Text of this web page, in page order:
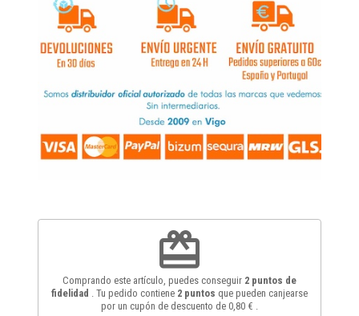
redeem
Comprando este artículo, puedes conseguir 2 puntos de
fidelidad
. Tu pedido contiene 2 puntos que pueden canjearse
por un cupón de descuento de 0,80 €